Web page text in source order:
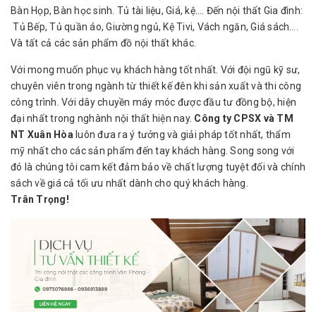
Bàn Họp, Bàn học sinh. Tủ tài liệu, Giá, kệ…. Đến nội thất Gia đình:
Tủ Bếp, Tủ quần áo, Giường ngủ, Kệ Tivi, Vách ngăn, Giá sách….
Và tất cả các sản phẩm đồ nội thất khác.
Với mong muốn phục vụ khách hàng tốt nhất. Với đội ngũ kỹ sư,
chuyên viên trong ngành từ thiết kế đên khi sản xuất và thi công
công trình. Với dây chuyền máy móc được đầu tư đồng bộ, hiện
đại nhất trong nghành nội thất hiện nay. Công ty CPSX và TM
NT Xuân Hòa luôn đưa ra ý tưởng và giải pháp tốt nhất, thẩm
mỹ nhất cho các sản phẩm đến tay khách hàng. Song song với
đó là chúng tôi cam kết đảm bảo về chất lượng tuyệt đối và chính
sách về giá cả tối ưu nhất dành cho quý khách hàng.
Trân Trọng!